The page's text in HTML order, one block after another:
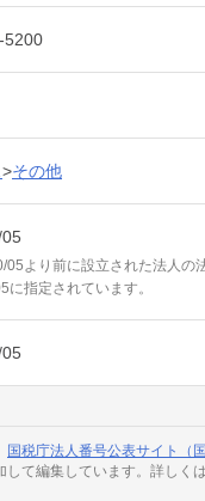
5200
>その他
より前に設立された法人の
に指定されています。
国税庁法人番号公表サイト（国
て編集しています。詳しくは